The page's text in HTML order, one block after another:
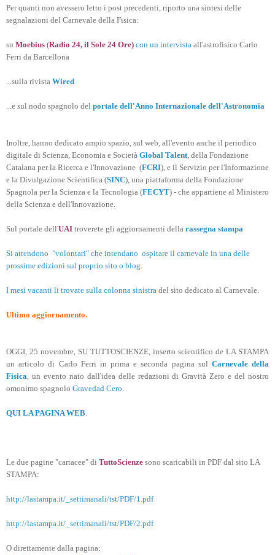
Per quanti non avessero letto i post precedenti, riporto una sintesi delle
segnalazioni del Carnevale della Fisica:
su Moebius (Radio 24, il Sole 24 Ore) con un intervista all'astrofisico Carlo
Ferri da Barcellona
...sulla rivista Wired
...e sul nodo spagnolo del portale dell'Anno Internazionale dell'Astronomia
Inoltre, hanno dedicato ampio spazio, sul web, all'evento anche il periodico
digitale di Scienza, Economia e Società Global Talent, della Fondazione
Catalana per la Ricerca e l'Innovazione (FCRI), e il Servizio per l'Informazione
e la Divulgazione Scientifica (SINC), una piattaforma della Fondazione
Spagnola per la Scienza e la Tecnologia (FECYT) - che appartiene al Ministero
della Scienza e dell'Innovazione.
Sul portale dell'UAI troverete gli aggiornamenti della rassegna stampa
Si attendono "volontari" che intendano ospitare il carnevale in una delle
prossime edizioni sul proprio sito o blog.
I mesi vacanti li trovate sulla colonna sinistra del sito dedicato al Carnevale.
Ultimo aggiornamento.
OGGI, 25 novembre, SU TUTTOSCIENZE, inserto scientifico de LA STAMPA
un articolo di Carlo Ferri in prima e seconda pagina sul Carnevale della
Fisica, un evento nato dall'idea delle redazioni di Gravità Zero e del nostro
omonimo spagnolo Gravedad Cero.
QUI LA PAGINA WEB.
Le due pagine "cartacee" di TuttoScienze sono scaricabili in PDF dal sito LA
STAMPA:
http://lastampa.it/_settimanali/tst/PDF/1.pdf
http://lastampa.it/_settimanali/tst/PDF/2.pdf
O direttamente dalla pagina: